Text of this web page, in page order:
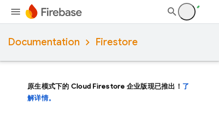
Documentation Firestore
原生模式下的 Cloud Firestore 企业版现已推出！ 了
解详情。